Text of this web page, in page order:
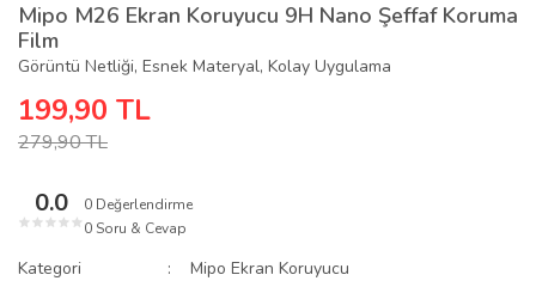
Mipo M26 Ekran Koruyucu 9H Nano Şeffaf Koruma
Film
Görüntü Netliği, Esnek Materyal, Kolay Uygulama
199,90 TL
279,90 TL
0.0
★ ★ ★ ★ ★
0 Değerlendirme
0 Soru & Cevap
Kategori
Mipo Ekran Koruyucu